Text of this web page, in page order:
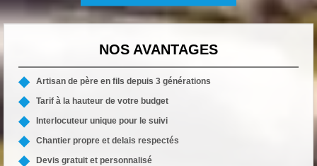
NOS AVANTAGES
Artisan de père en fils depuis 3 générations
Tarif à la hauteur de votre budget
Interlocuteur unique pour le suivi
Chantier propre et delais respectés
Devis gratuit et personnalisé